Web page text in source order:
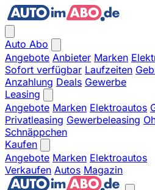
Auto Abo
Angebote Anbieter Marken
Sofort verfügbar Laufzeiten
Anzahlung Deals Gewerbe
Leasing
Angebote Marken Elektroautos
Privatleasing Gewerbeleasing
Schnäppchen
Kaufen
Angebote Marken Elektroautos
Verkaufen Autos Magazin